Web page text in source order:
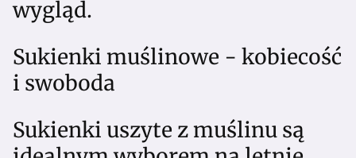
wygląd.
Sukienki muślinowe - kobiecość
i swoboda
Sukienki uszyte z muślinu są